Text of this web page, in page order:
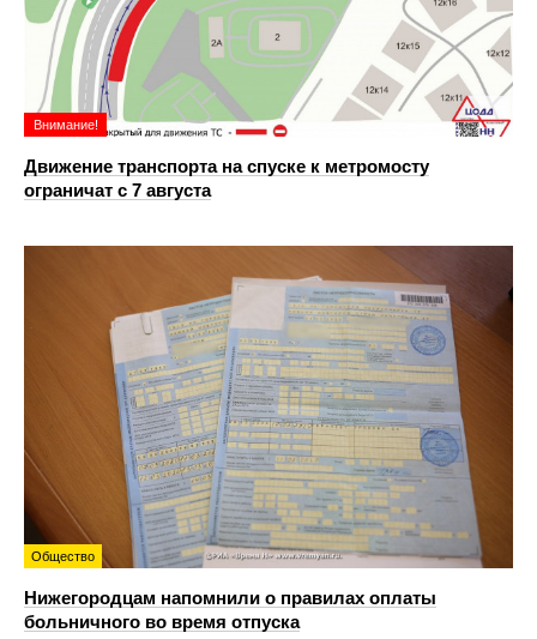
Внимание!
Движение транспорта на спуске к метромосту
ограничат с 7 августа
Общество
Нижегородцам напомнили о правилах оплаты
больничного во время отпуска